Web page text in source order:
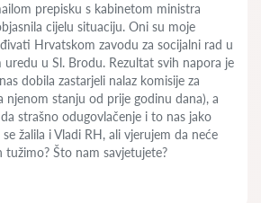
prepisku s kabinetom ministra
cijelu situaciju. Oni su moje
Hrvatskom zavodu za socijalni rad u
u Sl. Brodu. Rezultat svih napora je
dobila zastarjeli nalaz komisije za
njenom stanju od prije godinu dana), a
strašno odugovlačenje i to nas jako
žalila i Vladi RH, ali vjerujem da neće
Što nam savjetujete?